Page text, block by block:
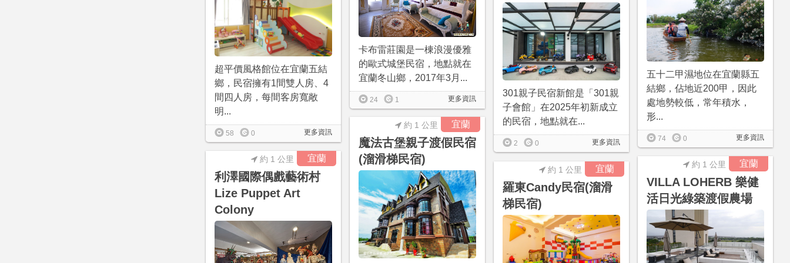
卡布雷莊園是一棟浪漫優雅
的歐式城堡民宿，地點就在
宜蘭冬山鄉，2017年3月...
更多資訊
24 1
超平價風格館位在宜蘭五結
鄉，民宿擁有1間雙人房、4
間四人房，每間客房寬敞
明...
更多資訊
58 0
五十二甲濕地位在宜蘭縣五
結鄉，佔地近200甲，因此
處地勢較低，常年積水，
形...
更多資訊
74 0
301親子民宿新館是「301親
子會館」在2025年初新成立
的民宿，地點就在...
更多資訊
2 0
宜蘭
魔法古堡親子渡假民宿
(溜滑梯民宿)
約 1 公里
宜蘭
利澤國際偶戲藝術村
Lize Puppet Art
Colony
約 1 公里 宜蘭
VILLA LOHERB 樂健
活日光綠築渡假農場
約 1 公里
宜蘭
羅東Candy民宿(溜滑
梯民宿)
約 1 公里